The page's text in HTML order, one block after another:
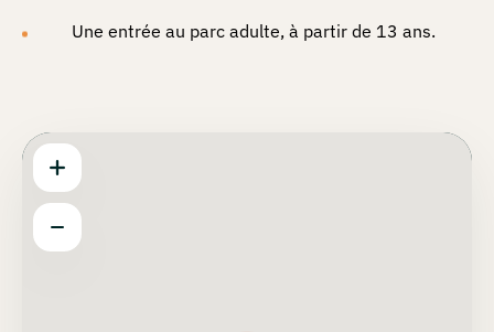
Une entrée au parc adulte, à partir de 13 ans.